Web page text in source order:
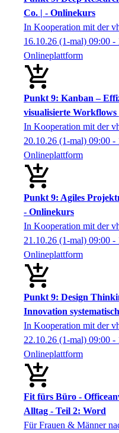
Co. | - Onlinekurs
In Kooperation mit der
16.10.26 (1-mal) 09:00 -
Onlineplattform
Punkt 9: Kanban –
visualisierte
In Kooperation mit der
20.10.26 (1-mal) 09:00 -
Onlineplattform
Punkt 9: Agiles
- Onlinekurs
In Kooperation mit der
21.10.26 (1-mal) 09:00 -
Onlineplattform
Punkt 9: Design
Innovation
In Kooperation mit der
22.10.26 (1-mal) 09:00 -
Onlineplattform
Fit fürs Büro -
Alltag - Teil 2: Word
Für Frauen & Männer